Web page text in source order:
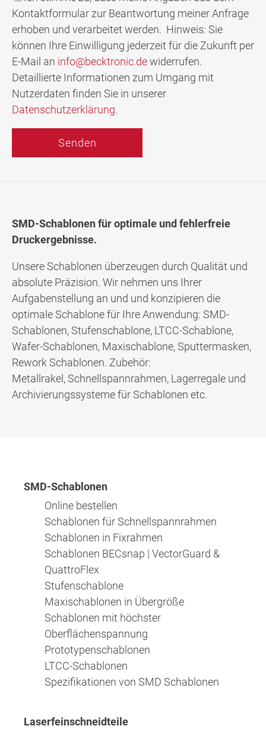
Kontaktformular zur Beantwortung meiner Anfrage
erhoben und verarbeitet werden. Hinweis: Sie
können Ihre Einwilligung jederzeit für die Zukunft per
E-Mail an info@becktronic.dewiderrufen.
Detaillierte Informationen zum Umgang mit
Nutzerdaten finden Sie in unserer
Datenschutzerklärung.
SMD-Schablonen für optimale und fehlerfreie
Druckergebnisse.
Unsere Schablonen überzeugen durch Qualität und
absolute Präzision. Wir nehmen uns Ihrer
Aufgabenstellung an und und konzipieren die
optimale Schablone für Ihre Anwendung: SMD-
Schablonen, Stufenschablone, LTCC-Schablone,
Wafer-Schablonen, Maxischablone, Sputtermasken,
Rework Schablonen. Zubehör:
Metallrakel, Schnellspannrahmen, Lagerregale und
Archivierungssysteme für Schablonen etc.
SMD-Schablonen
Online bestellen
Schablonen für Schnellspannrahmen
Schablonen in Fixrahmen
Schablonen BECsnap | VectorGuard &
QuattroFlex
Stufenschablone
Maxischablonen in Übergröße
Schablonen mit höchster
Oberflächenspannung
Prototypenschablonen
LTCC-Schablonen
Spezifikationen von SMD Schablonen
Laserfeinschneidteile